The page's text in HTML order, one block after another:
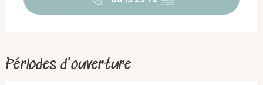
Périodes d'ouverture